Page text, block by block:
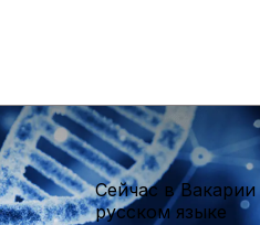
Cейчас в Вакарии
русском языке